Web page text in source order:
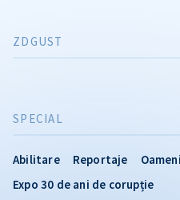
SPECIAL
Abilitare Reportaje Oameni
Expo 30 de ani de corupție
ZDGUST